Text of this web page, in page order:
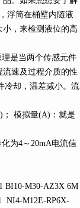
浮筒在桶壁内随液
，来检测液位的高
是当两个传感元件
速及过程介质的性
冷却，温差减小。流
模拟量(A)：就是
为4～20mA电流信
BI10-M30-AZ3X 6M
NI4-M12E-RP6X-